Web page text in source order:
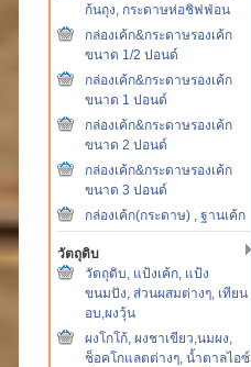
ก้นถุง, กระดาษห่อชิฟฟ่อน
กล่องเค้ก&กระดาษรองเค้ก
ขนาด 1/2 ปอนด์
กล่องเค้ก&กระดาษรองเค้ก
ขนาด 1 ปอนด์
กล่องเค้ก&กระดาษรองเค้ก
ขนาด 2 ปอนด์
กล่องเค้ก&กระดาษรองเค้ก
ขนาด 3 ปอนด์
กล่องเค้ก(กระดาษ) , ฐานเค้ก
วัตถุดิบ
วัตถุดิบ, แป้งเค้ก, แป้ง
ขนมปัง, ส่วนผสมต่างๆ, เทียน
อบ,ผงวุ้น
ผงโกโก้, ผงชาเขียว,นมผง,
ช็อคโกแลตต่างๆ, น้ำตาลไอซ์